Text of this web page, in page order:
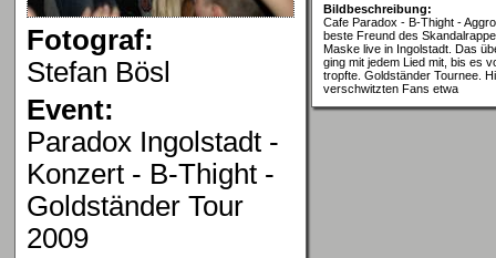
Fotograf:
Stefan Bösl
Event:
Paradox Ingolstadt -
Konzert - B-Thight -
Goldständer Tour
2009
Bildbeschreibung:
Cafe Paradox - B-Thight -
beste Freund des
Maske live in Ingolstadt. Das
ging mit jedem Lied mit, bis es
tropfte. Goldständer Tournee.
verschwitzten Fans etwa